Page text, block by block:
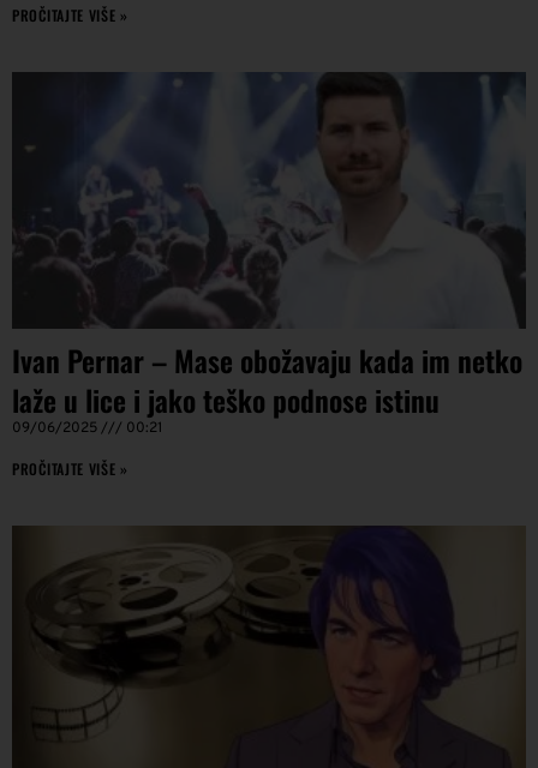
PROČITAJTE VIŠE »
Ivan Pernar – Mase obožavaju kada im netko
laže u lice i jako teško podnose istinu
09/06/2025 00:21
PROČITAJTE VIŠE »